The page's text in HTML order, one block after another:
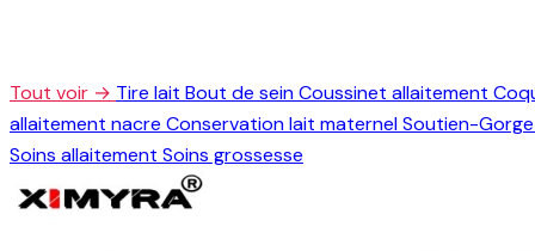
Tout voir → Tire lait Bout de seinCoussinet allaitement
allaitement nacre Conservation lait maternelSoutien-
Soins allaitement Soins grossesse